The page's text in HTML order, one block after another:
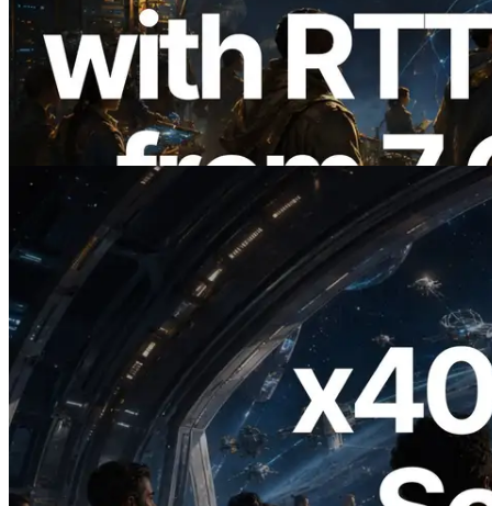
ERPC Memperluas Solana Leader Slot
API dengan Pengukuran Ping dari 7
Region Global — Validators Information
API Juga Diluncurkan
2026.07.04
ERPC Meluncurkan Solana RPC
Berbasis x402 — Era AI Agent